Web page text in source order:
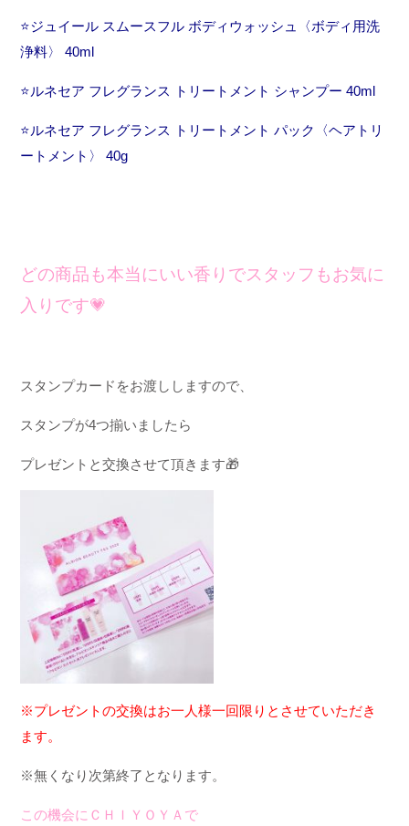
⭐️ジュイール スムースフル ボディウォッシュ〈ボディ用洗
浄料〉
40ml
⭐️ルネセア フレグランス トリートメント シャンプー 40ml
⭐️ルネセア フレグランス トリートメント パック〈ヘアトリ
ートメント〉
40g
どの商品も本当にいい香りでスタッフもお気に
入りです💗
スタンプカードをお渡ししますので、
スタンプが4つ揃いましたら
プレゼントと交換させて頂きます🎁
※プレゼントの交換はお一人様一回限りとさせていただき
ます。
※無く なり次第終了となります。
この機会にＣＨＩＹＯＹＡで